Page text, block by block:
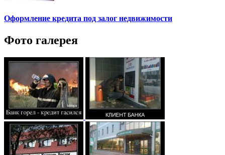
Оформление кредита под залог недвижимости
Фото галерея